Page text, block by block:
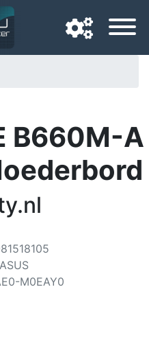
B660M-A
ASUS
M0EAY0